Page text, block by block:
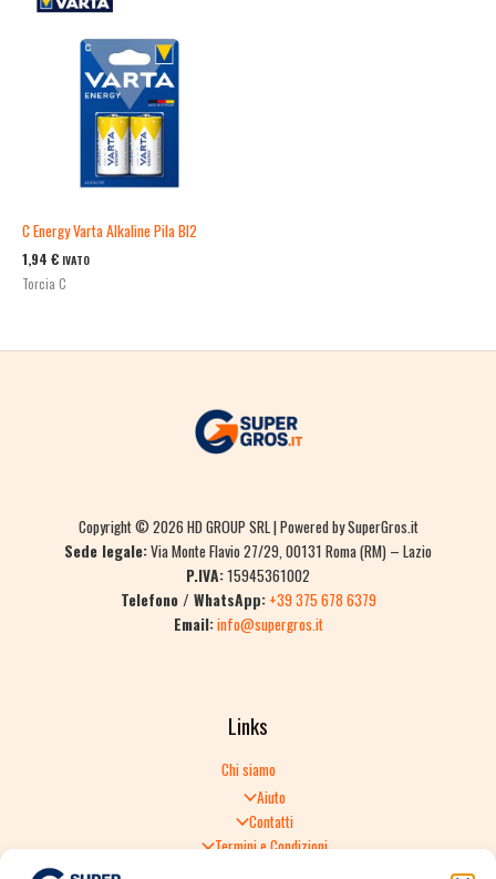
C Energy Varta Alkaline Pila Bl2
1,94 € IVATO
Torcia C
Copyright © 2026 HD GROUP SRL | Powered by SuperGros.it
Sede legale:Via Monte Flavio 27/29, 00131 Roma (RM) – Lazio
P.IVA:15945361002
Telefono / WhatsApp: +39 375 678 6379
Email:info@supergros.it
Links
Chi siamo
Aiuto
Contatti
Termini e Condizioni